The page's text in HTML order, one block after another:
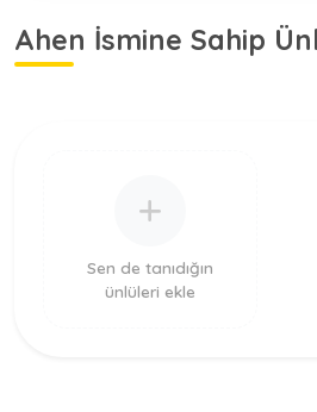
Ahen İsmine Sahip
Sen de tanıdığın
ünlüleri ekle